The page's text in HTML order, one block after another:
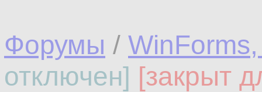
Форумы /
отключен] [закрыт